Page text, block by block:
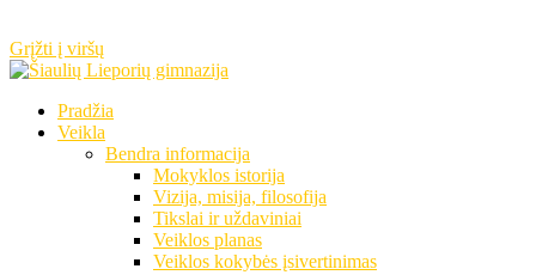
Grįžti į viršų
Pradžia
Veikla
Bendra informacija
Mokyklos istorija
Vizija, misija, filosofija
Tikslai ir uždaviniai
Veiklos planas
Veiklos kokybės įsivertinimas